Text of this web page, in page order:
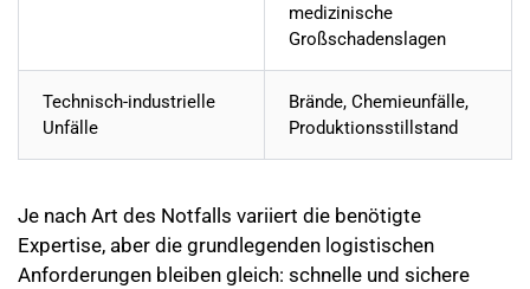
medizinische
Großschadenslagen
Technisch-industrielle
Unfälle
Brände, Chemieunfälle,
Produktionsstillstand
Je nach Art des Notfalls variiert die benötigte
Expertise, aber die grundlegenden logistischen
Anforderungen bleiben gleich: schnelle und sichere